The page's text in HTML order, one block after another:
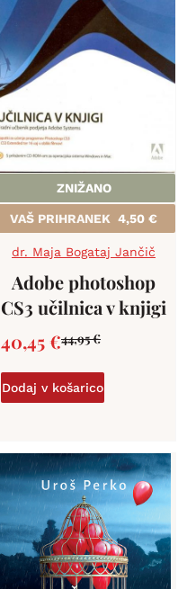
ZNIŽANO
VAŠ PRIHRANEK 4,50 €
dr. Maja Bogataj Jančič
Adobe photoshop
CS3 učilnica v knjigi
44,95€
40,45€
Dodaj v košarico